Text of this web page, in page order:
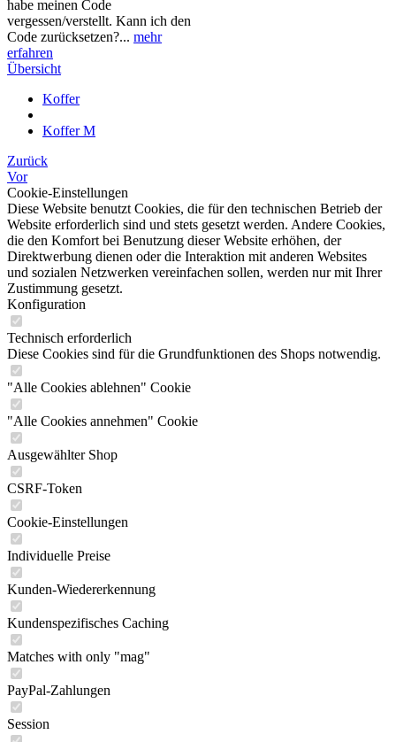
habe meinen Code
vergessen/verstellt. Kann ich den
Code zurücksetzen?... mehr
erfahren
Übersicht
Koffer
Koffer M
Zurück
Vor
Cookie-Einstellungen
Diese Website benutzt Cookies, die für den technischen Betrieb der
Website erforderlich sind und stets gesetzt werden. Andere Cookies,
die den Komfort bei Benutzung dieser Website erhöhen, der
Direktwerbung dienen oder die Interaktion mit anderen Websites
und sozialen Netzwerken vereinfachen sollen, werden nur mit Ihrer
Zustimmung gesetzt.
Konfiguration
Technisch erforderlich
Diese Cookies sind für die Grundfunktionen des Shops notwendig.
"Alle Cookies ablehnen" Cookie
"Alle Cookies annehmen" Cookie
Ausgewählter Shop
CSRF-Token
Cookie-Einstellungen
Individuelle Preise
Kunden-Wiedererkennung
Kundenspezifisches Caching
Matches with only "mag"
PayPal-Zahlungen
Session